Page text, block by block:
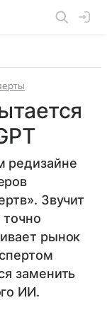
редизайне
Звучит
рынок
заменить
ИИ.